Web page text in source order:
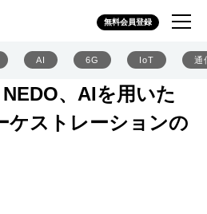
無料会員登録
AI 6G IoT 通
、AIを用いた
ケストレーションの